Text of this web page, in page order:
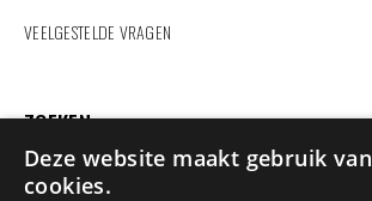
VEELGESTELDE VRAGEN
ZOEKEN
Deze website maakt gebruik van
cookies.